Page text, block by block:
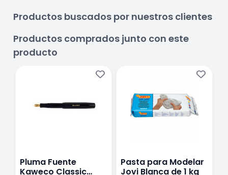
Productos buscados por nuestros clientes
Productos comprados junto con este
producto
Pluma Fuente
Kaweco Classic
Pasta para Modelar
Jovi Blanca de 1 kg